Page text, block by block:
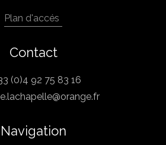
Plan d'accés
Contact
(0)4 92 75 83 16
Navigation